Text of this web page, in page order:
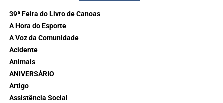
39ª Feira do Livro de Canoas
A Hora do Esporte
A Voz da Comunidade
Acidente
Animais
ANIVERSÁRIO
Artigo
Assistência Social